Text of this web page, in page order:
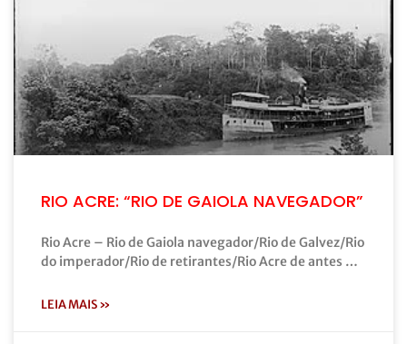
RIO ACRE: “RIO DE GAIOLA NAVEGADOR”
Rio Acre – Rio de Gaiola navegador/Rio de Galvez/Rio
do imperador/Rio de retirantes/Rio Acre de antes …
LEIA MAIS »